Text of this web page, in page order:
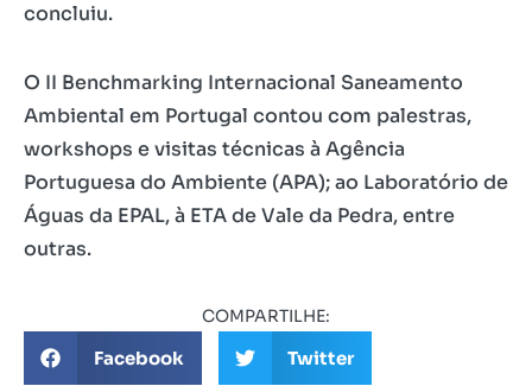
concluiu.
O II Benchmarking Internacional Saneamento
Ambiental em Portugal contou com palestras,
workshops e visitas técnicas à Agência
Portuguesa do Ambiente (APA); ao Laboratório de
Águas da EPAL, à ETA de Vale da Pedra, entre
outras.
COMPARTILHE:
Facebook Twitter